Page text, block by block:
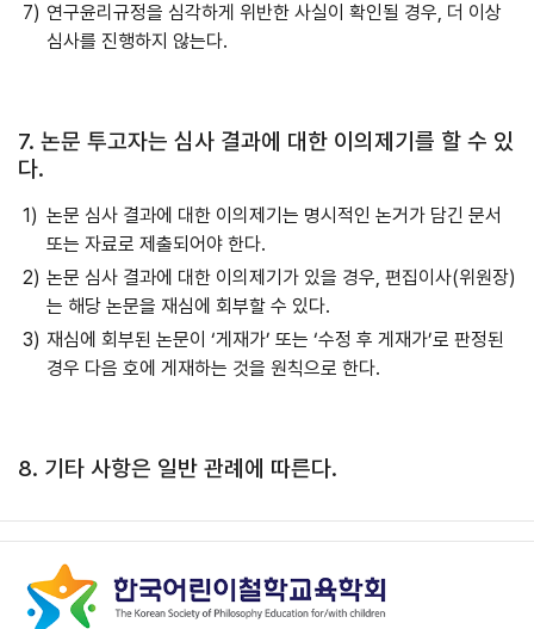
연구윤리규정을 심각하게 위반한 사실이 확인될 경우, 더 이상
심사를 진행하지 않는다.
7. 논문 투고자는 심사 결과에 대한 이의제기를 할 수 있
다.
논문 심사 결과에 대한 이의제기는 명시적인 논거가 담긴 문서
또는 자료로 제출되어야 한다.
논문 심사 결과에 대한 이의제기가 있을 경우, 편집이사(위원장)
는 해당 논문을 재심에 회부할 수 있다.
재심에 회부된 논문이 ‘게재가’ 또는 ‘수정 후 게재가’로 판정된
경우 다음 호에 게재하는 것을 원칙으로 한다.
8. 기타 사항은 일반 관례에 따른다.